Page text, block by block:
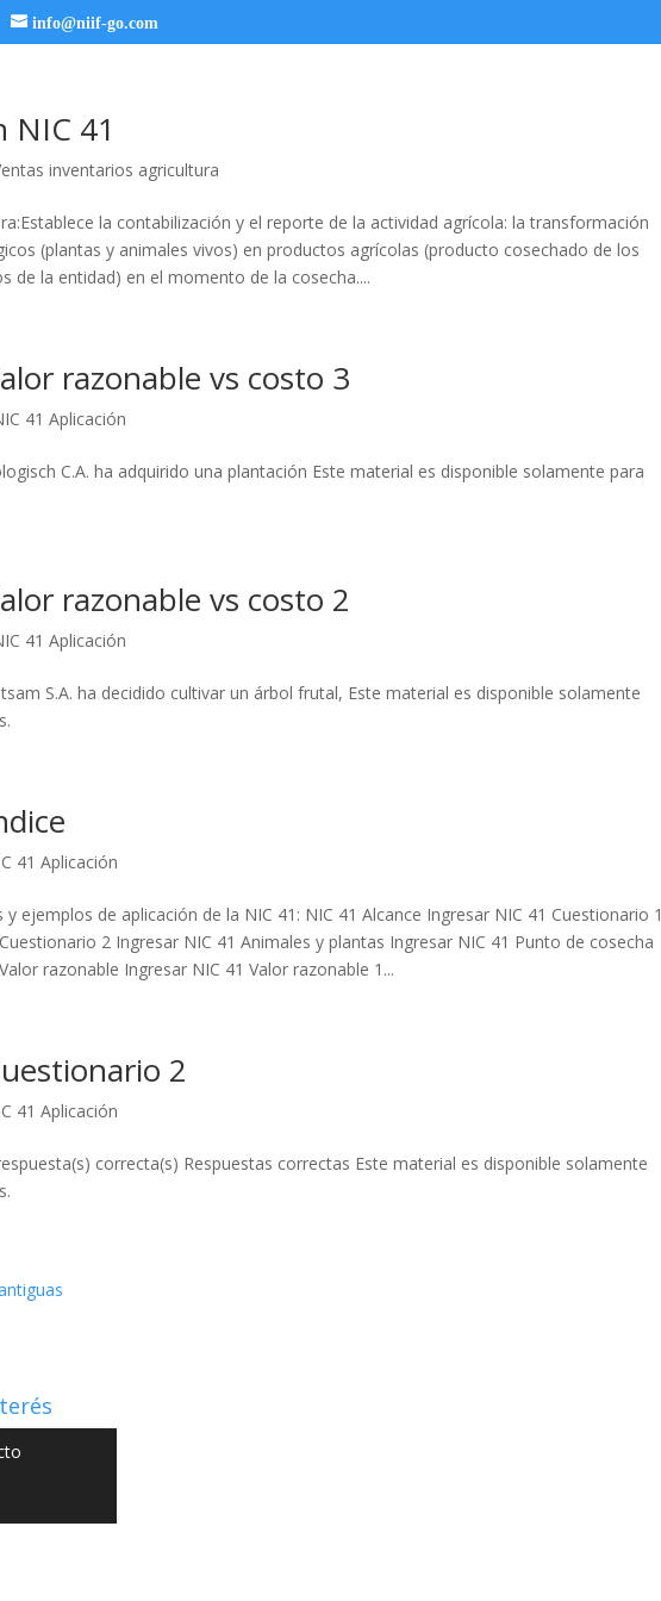
info@niif-go.com
NIC 41
inventarios agricultura
la contabilización y el reporte de la actividad agrícola: la transformación
(plantas y animales vivos) en productos agrícolas (producto cosechado de los
de la entidad) en el momento de la cosecha....
razonable vs costo 3
41 Aplicación
C.A. ha adquirido una plantación Este material es disponible solamente para
razonable vs costo 2
41 Aplicación
S.A. ha decidido cultivar un árbol frutal, Este material es disponible solamente
41 Aplicación
y ejemplos de aplicación de la NIC 41: NIC 41 Alcance Ingresar NIC 41 Cuestionario 1
2 Ingresar NIC 41 Animales y plantas Ingresar NIC 41 Punto de cosecha
razonable Ingresar NIC 41 Valor razonable 1...
2
41 Aplicación
correcta(s) Respuestas correctas Este material es disponible solamente